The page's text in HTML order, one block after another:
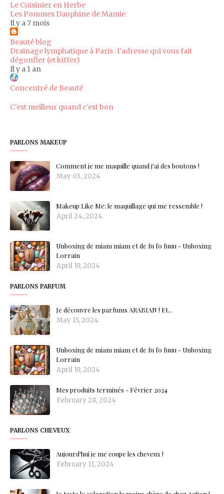
Le Cuisinier en Herbe
Les Pommes Dauphine de Mamie
Il y a 7 mois
Beauté blog
Drainage lymphatique à Paris : l’adresse qui vous fait
dégonfler (et kiffer)
Il y a 1 an
Concentré de Beauté
C'est meilleur quand c'est bon
PARLONS MAKEUP
Comment je me maquille quand j'ai des boutons !
May 03, 2024
Makeup Like Me: le maquillage qui me ressemble !
April 24, 2024
Unboxing de miam miam et de fu fo fuuu - Unboxing
Lorrain
April 19, 2024
PARLONS PARFUM
Je découvre les parfums ARABIAN ! Et...
May 15, 2024
Unboxing de miam miam et de fu fo fuuu - Unboxing
Lorrain
April 19, 2024
Mes produits terminés - Février 2024
February 28, 2024
PARLONS CHEVEUX
Aujourd'hui je me coupe les cheveux !
February 11, 2024